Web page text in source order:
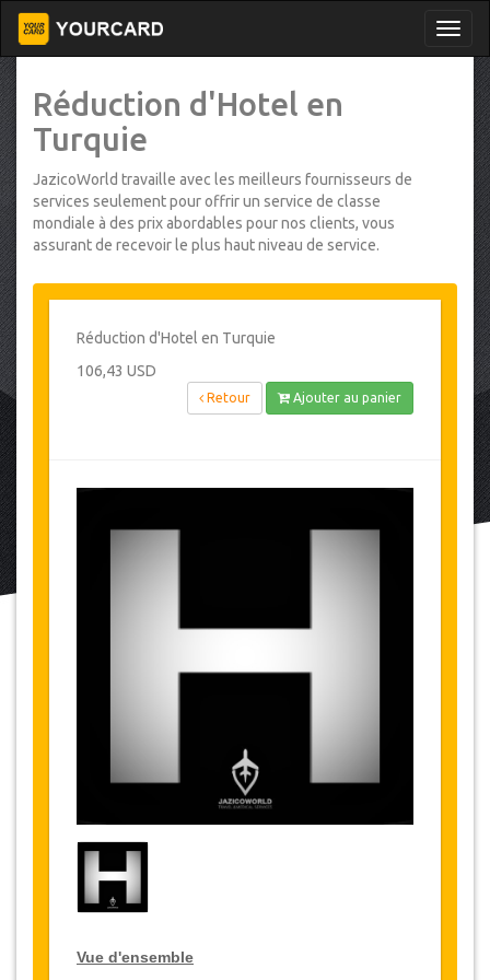
Réduction d'Hotel en
Turquie
JazicoWorld travaille avec les meilleurs fournisseurs de
services seulement pour offrir un service de classe
mondiale à des prix abordables pour nos clients, vous
assurant de recevoir le plus haut niveau de service.
Réduction d'Hotel en Turquie
106,43 USD
Retour Ajouter au panier
Vue d'ensemble